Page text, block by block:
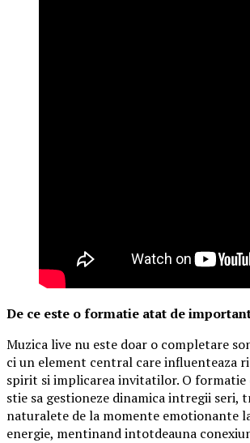
De ce este o formatie atat de
Muzica live nu este doar o completare
ci un element central care influenteaza
spirit si implicarea invitatilor. O
stie sa gestioneze dinamica intregii seri,
naturalete de la momente emotionante
energie, mentinand intotdeauna